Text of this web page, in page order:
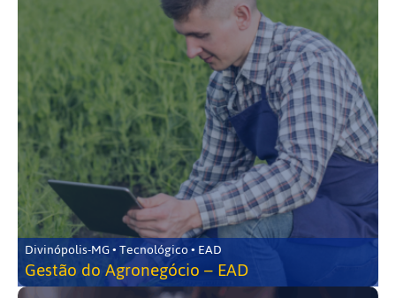
Divinópolis-MG • Tecnológico • EAD
Gestão do Agronegócio – EAD